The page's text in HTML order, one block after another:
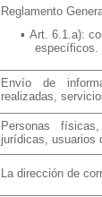
Reglamento
▪ Art. 6.1.a):
específicos.
Envío de
realizadas,
Personas
jurídicas, usuarios
La dirección de